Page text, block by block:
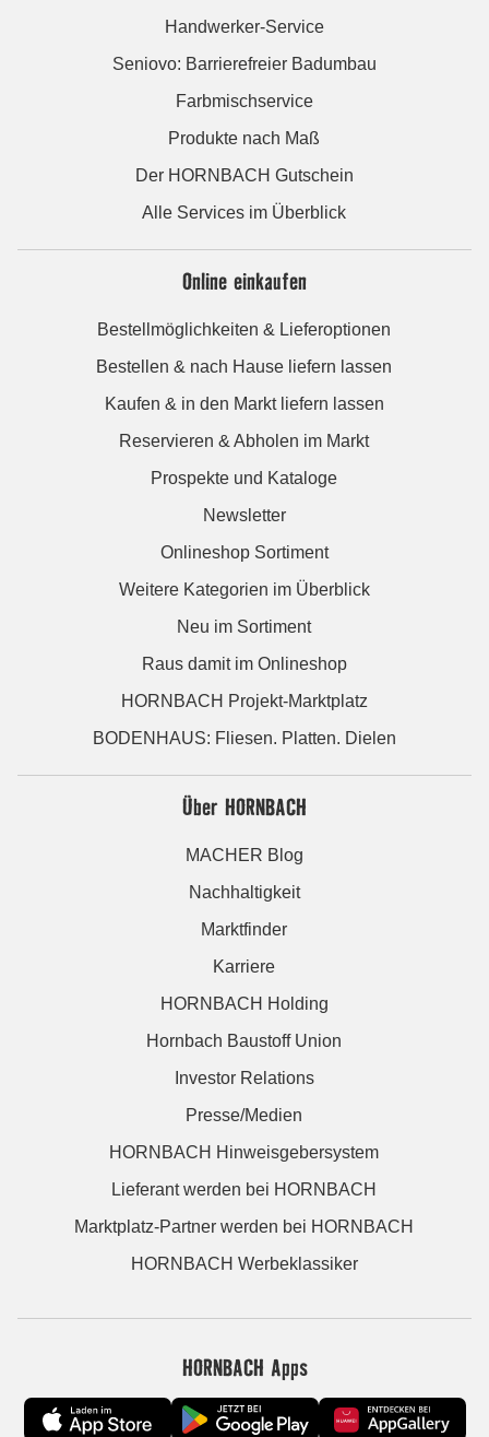
Handwerker-Service
Seniovo: Barrierefreier Badumbau
Farbmischservice
Produkte nach Maß
Der HORNBACH Gutschein
Alle Services im Überblick
Online einkaufen
Bestellmöglichkeiten & Lieferoptionen
Bestellen & nach Hause liefern lassen
Kaufen & in den Markt liefern lassen
Reservieren & Abholen im Markt
Prospekte und Kataloge
Newsletter
Onlineshop Sortiment
Weitere Kategorien im Überblick
Neu im Sortiment
Raus damit im Onlineshop
HORNBACH Projekt-Marktplatz
BODENHAUS: Fliesen. Platten. Dielen
Über HORNBACH
MACHER Blog
Nachhaltigkeit
Marktfinder
Karriere
HORNBACH Holding
Hornbach Baustoff Union
Investor Relations
Presse/Medien
HORNBACH Hinweisgebersystem
Lieferant werden bei HORNBACH
Marktplatz-Partner werden bei HORNBACH
HORNBACH Werbeklassiker
HORNBACH Apps